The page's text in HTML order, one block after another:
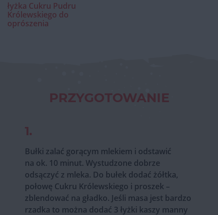
łyżka Cukru Pudru
Królewskiego do
oprószenia
PRZYGOTOWANIE
1.
Bułki zalać gorącym mlekiem i odstawić
na ok. 10 minut. Wystudzone dobrze
odsączyć z mleka. Do bułek dodać żółtka,
połowę Cukru Królewskiego i proszek –
zblendować na gładko. Jeśli masa jest bardzo
rzadka to można dodać 3 łyżki kaszy manny